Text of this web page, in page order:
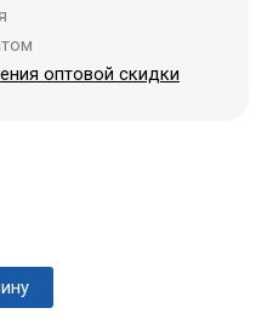
оптовой скидки